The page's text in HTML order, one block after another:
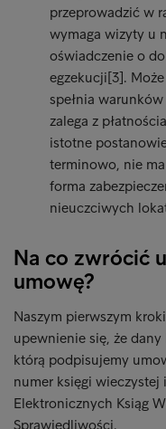
przeprowadzić w
wymaga wizyty u
oświadczenie o
egzekucji[3].
spełnia
zalega z
istotne
terminowo, nie
forma
nieuczciwych
Na co zwrócić
umowę?
Naszym pierwszym
upewnienie się, że
którą podpisujemy
numer księgi
Elektronicznych Ksiąg
Sprawiedliwości.